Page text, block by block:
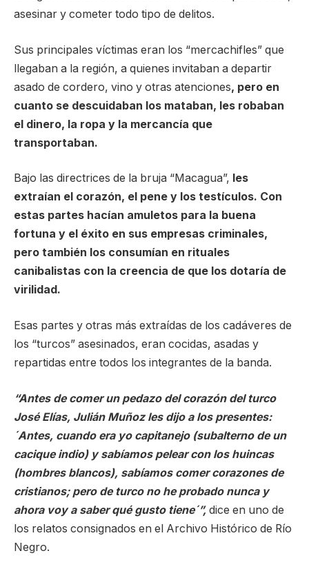
asesinar y cometer todo tipo de delitos.
Sus principales víctimas eran los “mercachifles” que
llegaban a la región, a quienes invitaban a departir
asado de cordero, vino y otras atenciones, pero en
cuanto se descuidaban los mataban, les robaban
el dinero, la ropa y la mercancía que
transportaban.
Bajo las directrices de la bruja “Macagua”, les
extraían el corazón, el pene y los testículos. Con
estas partes hacían amuletos para la buena
fortuna y el éxito en sus empresas criminales,
pero también los consumían en rituales
canibalistas con la creencia de que los dotaría de
virilidad.
Esas partes y otras más extraídas de los cadáveres de
los “turcos” asesinados, eran cocidas, asadas y
repartidas entre todos los integrantes de la banda.
“Antes de comer un pedazo del corazón del turco
José Elías, Julián Muñoz les dijo a los presentes:
´Antes, cuando era yo capitanejo (subalterno de un
cacique indio) y sabíamos pelear con los huincas
(hombres blancos), sabíamos comer corazones de
cristianos; pero de turco no he probado nunca y
ahora voy a saber qué gusto tiene´”, dice en uno de
los relatos consignados en el Archivo Histórico de Río
Negro.